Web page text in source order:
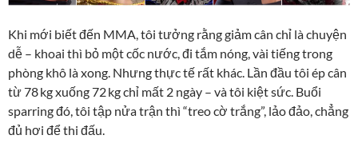
Khi mới biết đến MMA, tôi tưởng rằng giảm cân chỉ là chuyện
dễ – khoai thì bỏ một cốc nước, đi tắm nóng, vài tiếng trong
phòng khô là xong. Nhưng thực tế rất khác. Lần đầu tôi ép cân
từ 78 kg xuống 72 kg chỉ mất 2 ngày – và tôi kiệt sức. Buổi
sparring đó, tôi tập nửa trận thì “treo cờ trắng”, lảo đảo, chẳng
đủ hơi để thi đấu.